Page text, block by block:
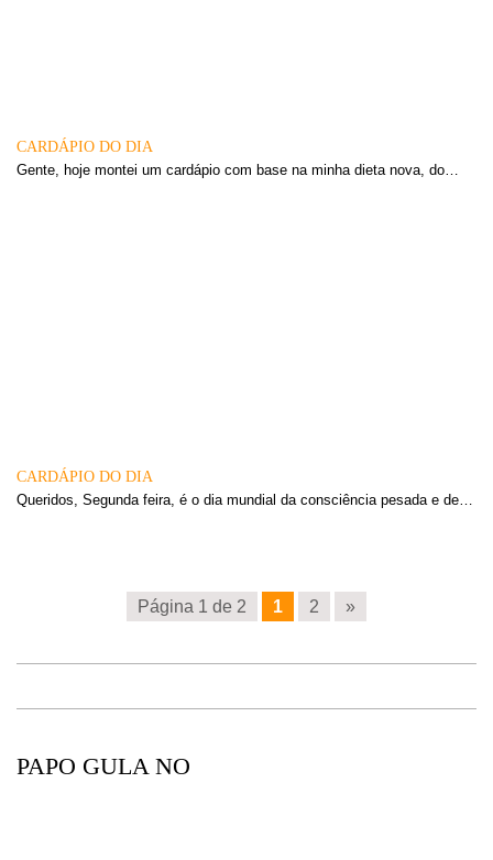
CARDÁPIO DO DIA
Gente, hoje montei um cardápio com base na minha dieta nova, do…
CARDÁPIO DO DIA
Queridos, Segunda feira, é o dia mundial da consciência pesada e de…
Página 1 de 2 1 2 »
PAPO GULA NO